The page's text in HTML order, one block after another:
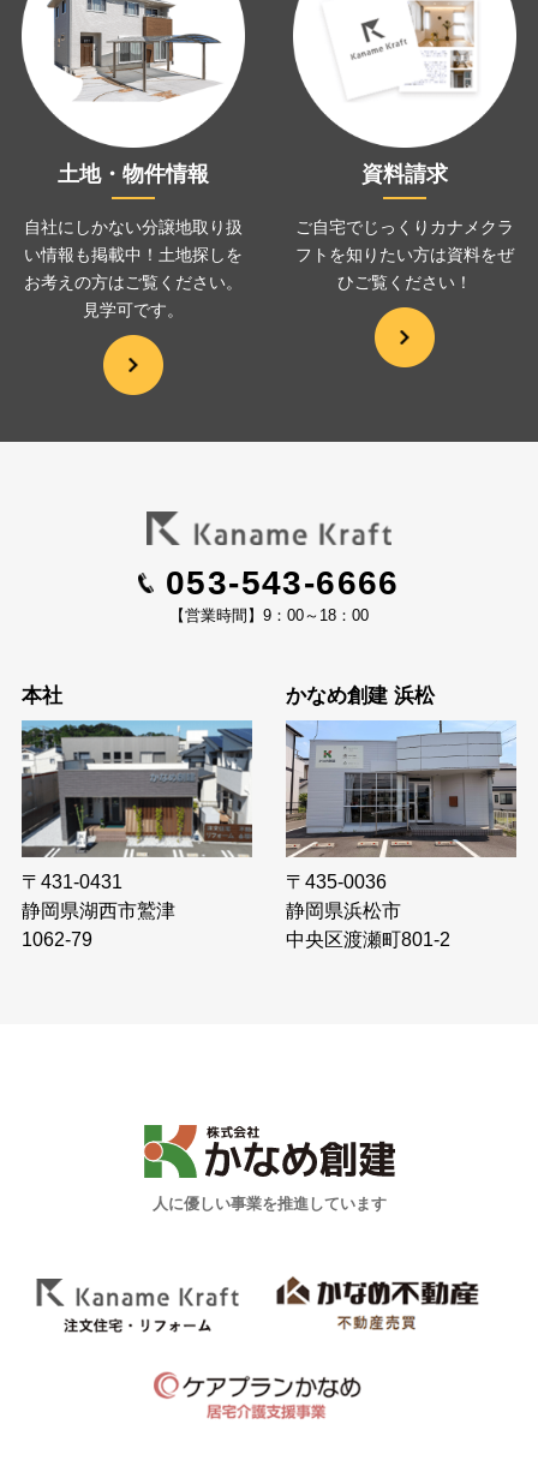
土地・物件情報
自社にしかない分譲地取り扱
い情報も掲載中！土地探しを
お考えの方はご覧ください。
見学可です。
資料請求
ご自宅でじっくりカナメクラ
フトを知りたい方は資料をぜ
ひご覧ください！
053-543-6666
【営業時間】9：00～18：00
本社
〒431-0431
静岡県湖西市鷲津
1062-79
かなめ創建 浜松
〒435-0036
静岡県浜松市
中央区渡瀬町801-2
人に優しい事業を推進しています